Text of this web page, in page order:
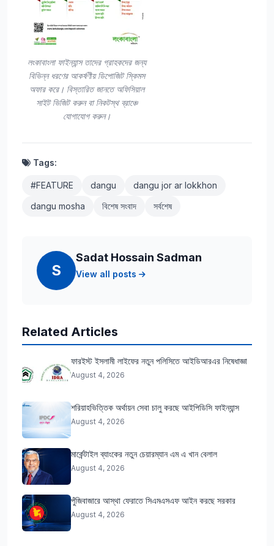
লংকাবাংলা ফাইন্যান্স তাদের গ্রাহকদের জন্য
বিভিন্ন ধরণের আকর্ষণীয় ডিপোজিট স্কিমস
অফার করে। বিস্তারিত জানতে অফিসিয়াল
সাইট ভিজিট করুন বা নিকটস্থ ব্রাঞ্চে
যোগাযোগ করুন।
Tags:
#FEATURE dangu
dangu jor ar lokkhon
dangu mosha
বিশেষ সংবাদ সর্বশেষ
S
Sadat Hossain Sadman
View all posts
Related Articles
ফারইস্ট ইসলামী লাইফের নতুন পলিসিতে আইডিআরএর নিষেধাজ্ঞা
August 4, 2026
শরিয়াহভিত্তিক অর্থায়ন সেবা চালু করছে আইপিডিসি ফাইন্যান্স
August 4, 2026
মার্কেন্টাইল ব্যাংকের নতুন চেয়ারম্যান এম এ খান বেলাল
August 4, 2026
পুঁজিবাজারে আস্থা ফেরাতে সিএমএসএফ আইন করছে সরকার
August 4, 2026